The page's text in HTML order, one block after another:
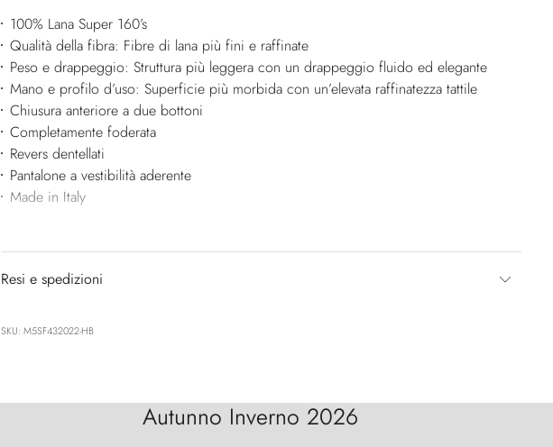
100% Lana Super 160’s
Qualità della fibra: Fibre di lana più fini e raffinate
Peso e drappeggio: Struttura più leggera con un drappeggio fluido ed elegante
Mano e profilo d’uso: Superficie più morbida con un’elevata raffinatezza tattile
Chiusura anteriore a due bottoni
Completamente foderata
Revers dentellati
Pantalone a vestibilità aderente
Made in Italy
Resi e spedizioni
SKU: M5SF432022-HB
Autunno Inverno 2026